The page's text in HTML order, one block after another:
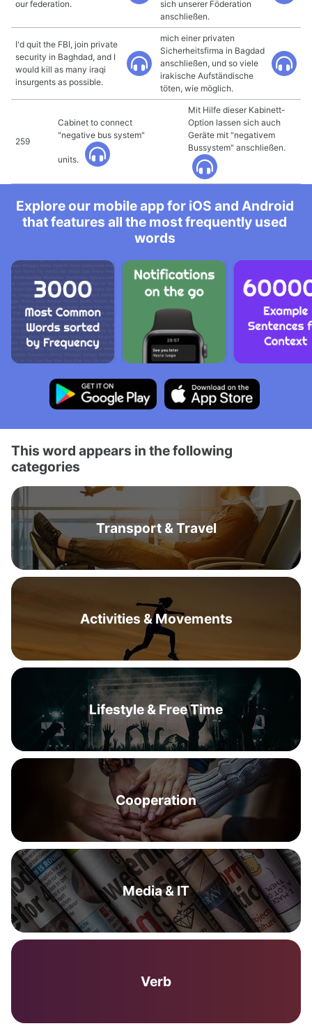
our federation.
sich unserer Föderation
anschließen.
I'd quit the FBI, join private
security in Baghdad, and I
would kill as many iraqi
insurgents as possible.
mich einer privaten
Sicherheitsfirma in Bagdad
anschließen, und so viele
irakische Aufständische
töten, wie möglich.
259
Cabinet to connect
"negative bus system"
units.
Mit Hilfe dieser Kabinett-
Option lassen sich auch
Geräte mit "negativem
Bussystem" anschließen.
Explore our mobile app for iOS and Android
that features all the most frequently used
words
This word appears in the following
categories
Transport & Travel
Activities & Movements
Lifestyle & Free Time
Cooperation
Media & IT
Verb